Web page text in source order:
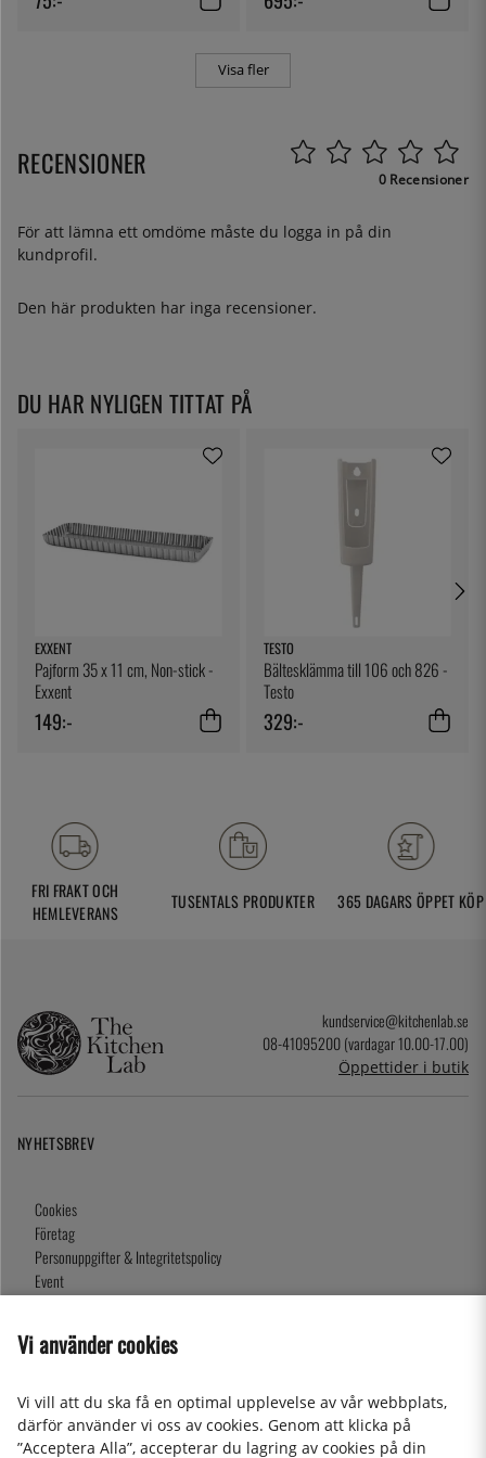
Visa fler
RECENSIONER 0 Recensioner
För att lämna ett omdöme måste du logga in på din
kundprofil.
Den här produkten har inga recensioner.
DU HAR NYLIGEN TITTAT PÅ
EXXENT
Pajform 35 x 11 cm, Non-stick -
Exxent
149:-
TESTO
Bältesklämma till 106 och 826 -
Testo
329:-
FRI FRAKT OCH
HEMLEVERANS
TUSENTALS PRODUKTER 365 DAGARS ÖPPET KÖP
kundservice@kitchenlab.se
08-41095200 (vardagar 10.00-17.00)
Öppettider i butik
NYHETSBREV
Cookies
Företag
Personuppgifter & Integritetspolicy
Event
Presentkort
Vi använder cookies
Vi vill att du ska få en optimal upplevelse av vår webbplats,
därför använder vi oss av cookies. Genom att klicka på
”Acceptera Alla”, accepterar du lagring av cookies på din